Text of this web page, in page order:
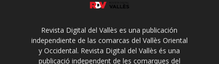
Revista Digital del Vallès es una publicación
independiente de las comarcas del Vallès Oriental
y Occidental. Revista Digital del Vallès és una
publicació independent de les comarques del